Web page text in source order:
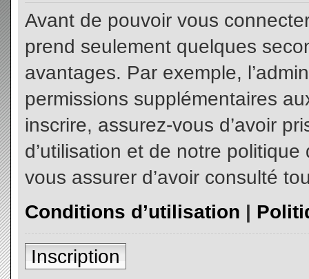
Avant de pouvoir vous
prend seulement quelques
avantages. Par exemple,
permissions supplémentaires
inscrire, assurez-vous d’avoir
d’utilisation et de notre
vous assurer d’avoir consulté
Conditions d’utilisation |
Inscription